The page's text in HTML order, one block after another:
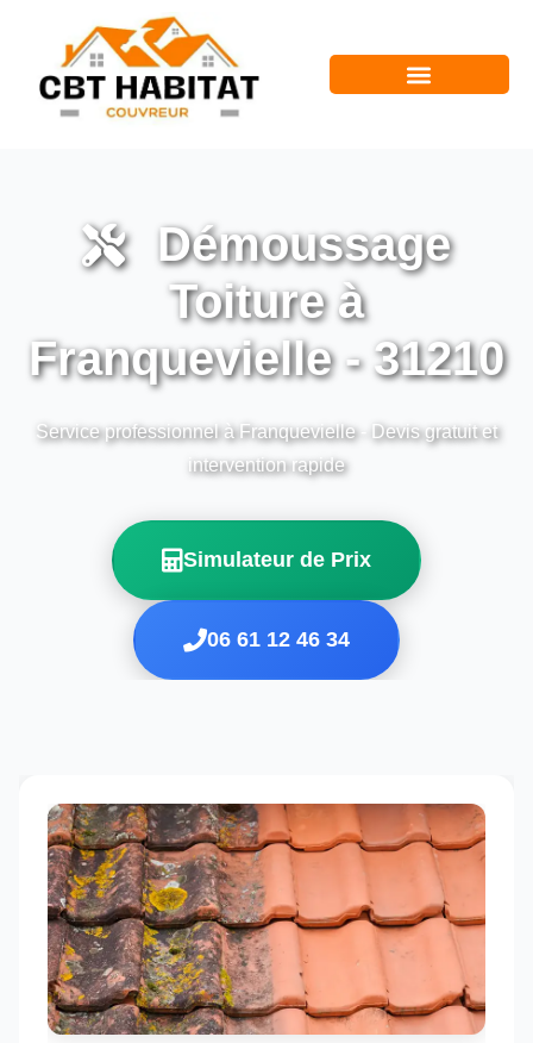
Démoussage
Toiture à
Franquevielle - 31210
Service professionnel à Franquevielle - Devis gratuit et
intervention rapide
Simulateur de Prix
06 61 12 46 34